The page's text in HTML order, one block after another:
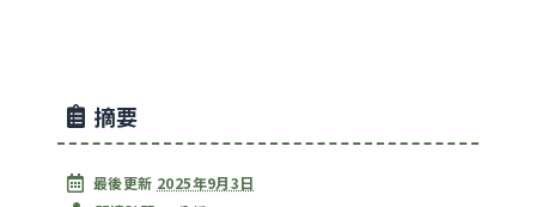
摘要
最後更新 2025年9月3日